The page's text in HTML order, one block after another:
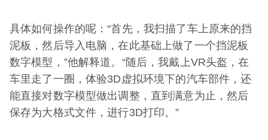
具体如何操作的呢：“首先，我扫描了车上原来的挡
泥板，然后导入电脑，在此基础上做了一个挡泥板
数字模型，”他解释道。“随后，我戴上VR头盔，在
车里走了一圈，体验3D虚拟环境下的汽车部件，还
能直接对数字模型做出调整，直到满意为止，然后
保存为大格式文件，进行3D打印。”